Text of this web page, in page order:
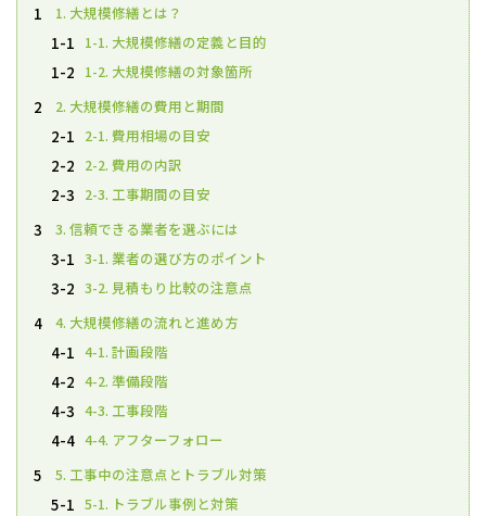
1
1. 大規模修繕とは？
1-1 1-1. 大規模修繕の定義と目的
1-2 1-2. 大規模修繕の対象箇所
2
2. 大規模修繕の費用と期間
2-1 2-1. 費用相場の目安
2-2 2-2. 費用の内訳
2-3 2-3. 工事期間の目安
3
3. 信頼できる業者を選ぶには
3-1 3-1. 業者の選び方のポイント
3-2 3-2. 見積もり比較の注意点
4
4. 大規模修繕の流れと進め方
4-1 4-1. 計画段階
4-2 4-2. 準備段階
4-3 4-3. 工事段階
4-4 4-4. アフターフォロー
5
5. 工事中の注意点とトラブル対策
5-1 5-1. トラブル事例と対策